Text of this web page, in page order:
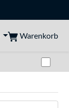
Warenkorb